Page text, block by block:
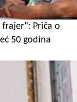
Priča o
50 godina